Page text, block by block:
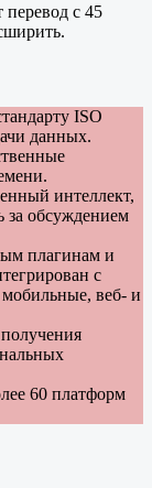
с 45
ISO
данных.
интеллект,
за обсуждением
плагинам и
с
веб- и
60 платформ